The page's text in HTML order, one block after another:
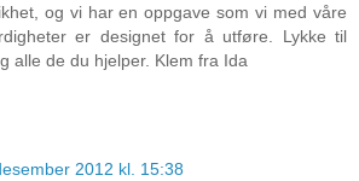
og vi har en oppgave som vi med våre
er designet for å utføre. Lykke til
alle de du hjelper. Klem fra Ida
2012 kl. 15:38